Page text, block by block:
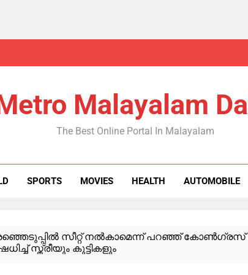
Malayalam
The Best Online Portal In Malayalam
SPORTS MOVIES HEALTH AUTOMOBILE
സീറ്റ് നൽകാമെന്ന് പറഞ്ഞ് കോൺഗ്രസ്
സ്ത്രീയും കുട്ടികളും